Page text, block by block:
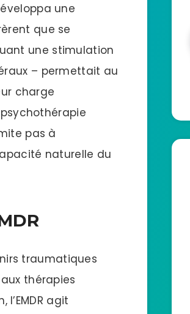
une
que se
une stimulation
– permettait au
charge
pas à
naturelle du
traumatiques
thérapies
agit